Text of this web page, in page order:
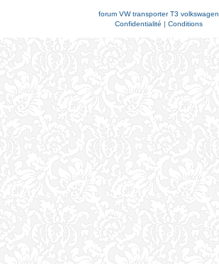
forum VW transporter T3 volkswagen
Confidentialité | Conditions